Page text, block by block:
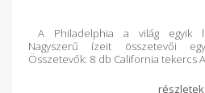
A Philadelphia a világ egyik
Nagyszerű ízeit összetevői
Összetevők: 8 db California tekercs
alapján teljesen frissen készítünk a